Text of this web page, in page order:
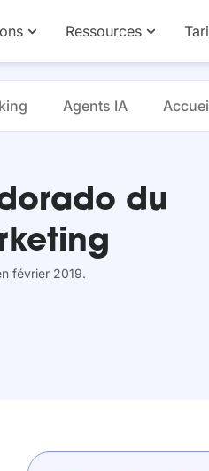
Ressources
Agents IA
du
février 2019.